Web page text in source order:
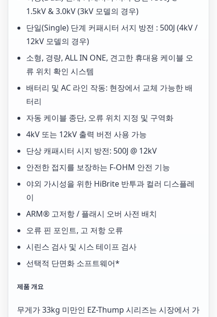
1.5kV & 3.0kV (3kV 모델의 경우)
단일(Single) 단계 커패시터 서지 방전 : 500J (4kV /
12kV 모델의 경우)
소형, 경량, ALL IN ONE, 견고한 휴대용 케이블 오
류 위치 확인 시스템
배터리 및 AC 라인 작동: 현장에서 교체 가능한 배
터리
자동 케이블 종단, 오류 위치 지정 및 구역화
4kV 또는 12kV 출력 버전 사용 가능
단상 캐패시터 시지 방전: 500J @ 12kV
안전한 접지를 보장하는 F-OHM 안전 기능
야외 가시성을 위한 HiBrite 반투과 컬러 디스플레
이
ARM® 고저항 / 플래시 오버 사전 배치
오류 핀 포인트, 고 저항 오류
시린스 검사 및 시스 테이프 검사
선택적 단면화 소프트웨어*
제품 개요
무게가 33kg 미만인 EZ-Thump 시리즈는 시장에서 가